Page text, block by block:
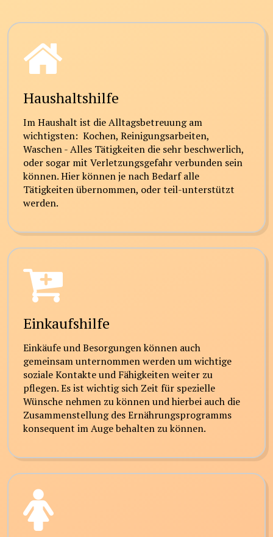
Haushaltshilfe
Im Haushalt ist die Alltagsbetreuung am
wichtigsten: Kochen, Reinigungsarbeiten,
Waschen - Alles Tätigkeiten die sehr beschwerlich,
oder sogar mit Verletzungsgefahr verbunden sein
können. Hier können je nach Bedarf alle
Tätigkeiten übernommen, oder teil-unterstützt
werden.
Einkaufshilfe
Einkäufe und Besorgungen können auch
gemeinsam unternommen werden um wichtige
soziale Kontakte und Fähigkeiten weiter zu
pflegen. Es ist wichtig sich Zeit für spezielle
Wünsche nehmen zu können und hierbei auch die
Zusammenstellung des Ernährungsprogramms
konsequent im Auge behalten zu können.